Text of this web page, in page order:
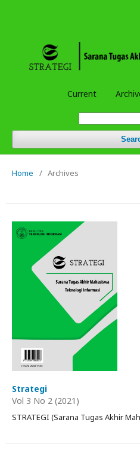
Current
Home / Archives
Strategi
Vol 3 No 2 (2021)
STRATEGI (Sarana Tugas Akhir